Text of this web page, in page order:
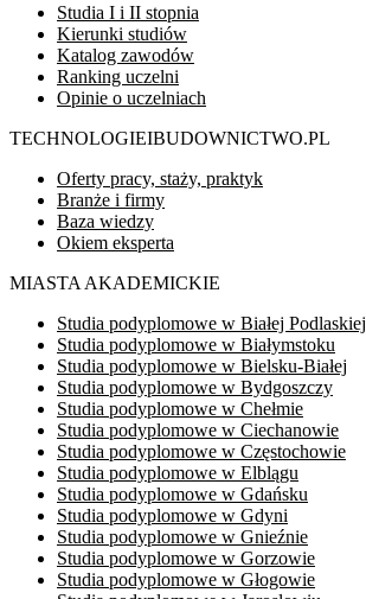
Studia I i II stopnia
Kierunki studiów
Katalog zawodów
Ranking uczelni
Opinie o uczelniach
TECHNOLOGIEIBUDOWNICTWO.PL
Oferty pracy, staży, praktyk
Branże i firmy
Baza wiedzy
Okiem eksperta
MIASTA AKADEMICKIE
Studia podyplomowe w Białej Podlaskiej
Studia podyplomowe w Białymstoku
Studia podyplomowe w Bielsku-Białej
Studia podyplomowe w Bydgoszczy
Studia podyplomowe w Chełmie
Studia podyplomowe w Ciechanowie
Studia podyplomowe w Częstochowie
Studia podyplomowe w Elblągu
Studia podyplomowe w Gdańsku
Studia podyplomowe w Gdyni
Studia podyplomowe w Gnieźnie
Studia podyplomowe w Gorzowie
Studia podyplomowe w Głogowie